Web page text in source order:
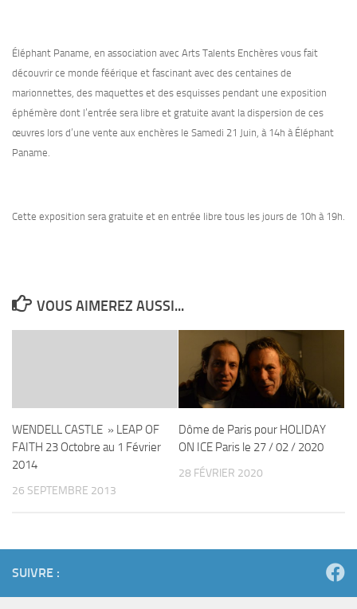
Éléphant Paname, en association avec Arts Talents Enchères vous fait
découvrir ce monde féérique et fascinant avec des centaines de
marionnettes, des maquettes et des esquisses pendant une exposition
éphémère dont l’entrée sera libre et gratuite avant la dispersion de ces
œuvres lors d’une vente aux enchères le Samedi 21 Juin, à 14h à Éléphant
Paname.
Cette exposition sera gratuite et en entrée libre tous les jours de 10h à 19h.
VOUS AIMEREZ AUSSI...
WENDELL CASTLE » LEAP OF
FAITH 23 Octobre au 1 Février
2014
26 SEPTEMBRE 2013
Dôme de Paris pour HOLIDAY
ON ICE Paris le 27 / 02 / 2020
28 FÉVRIER 2020
SUIVRE :